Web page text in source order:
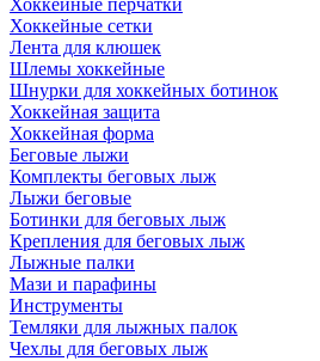
Хоккейные перчатки
Хоккейные сетки
Лента для клюшек
Шлемы хоккейные
Шнурки для хоккейных ботинок
Хоккейная защита
Хоккейная форма
Беговые лыжи
Комплекты беговых лыж
Лыжи беговые
Ботинки для беговых лыж
Крепления для беговых лыж
Лыжные палки
Мази и парафины
Инструменты
Темляки для лыжных палок
Чехлы для беговых лыж